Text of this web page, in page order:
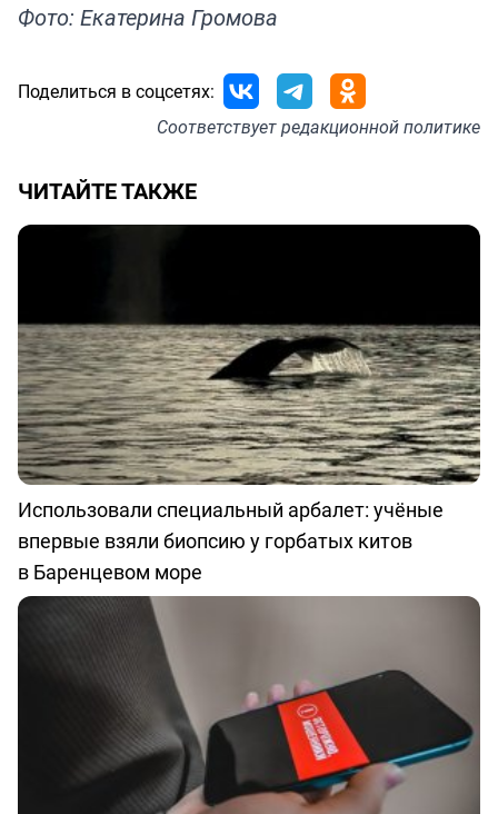
Фото: Екатерина Громова
Поделиться в соцсетях:
Соответствуетредакционной политике
ЧИТАЙТЕ ТАКЖЕ
Использовали специальный арбалет: учёные
впервые взяли биопсию у горбатых китов
в Баренцевом море